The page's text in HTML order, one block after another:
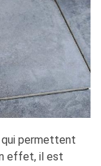
permettent
effet, il est